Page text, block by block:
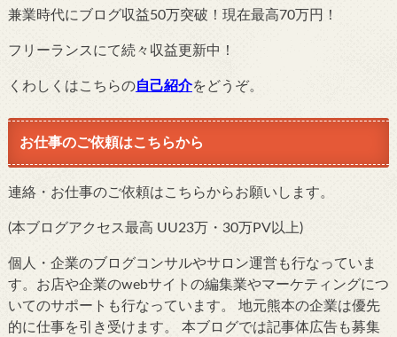
兼業時代にブログ収益50万突破！現在最高70万円！
フリーランスにて続々収益更新中！
くわしくはこちらの自己紹介をどうぞ。
お仕事のご依頼はこちらから
連絡・お仕事のご依頼はこちらからお願いします。
(本ブログアクセス最高 UU23万・30万PV以上)
個人・企業のブログコンサルやサロン運営も行なっていま
す。お店や企業のwebサイトの編集業やマーケティングにつ
いてのサポートも行なっています。 地元熊本の企業は優先
的に仕事を引き受けます。 本ブログでは記事体広告も募集